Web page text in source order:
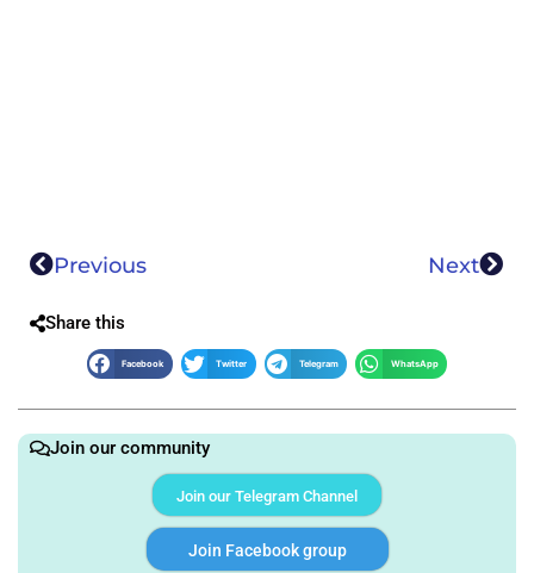
Previous Next
Share this
Facebook Twitter Telegram WhatsApp
Join our community
Join our Telegram Channel
Join Facebook group